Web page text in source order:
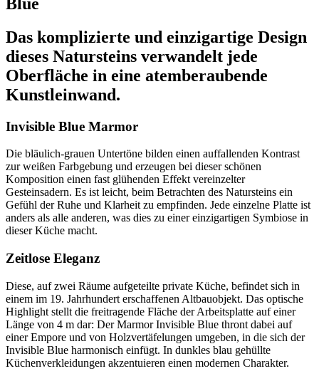
Das komplizierte und einzigartige Design
dieses Natursteins verwandelt jede
Oberfläche in eine atemberaubende
Kunstleinwand.
Invisible Blue Marmor
Die bläulich-grauen Untertöne bilden einen auffallenden Kontrast
zur weißen Farbgebung und erzeugen bei dieser schönen
Komposition einen fast glühenden Effekt vereinzelter
Gesteinsadern. Es ist leicht, beim Betrachten des Natursteins ein
Gefühl der Ruhe und Klarheit zu empfinden. Jede einzelne Platte ist
anders als alle anderen, was dies zu einer einzigartigen Symbiose in
dieser Küche macht.
Zeitlose Eleganz
Diese, auf zwei Räume aufgeteilte private Küche, befindet sich in
einem im 19. Jahrhundert erschaffenen Altbauobjekt. Das optische
Highlight stellt die freitragende Fläche der Arbeitsplatte auf einer
Länge von 4 m dar: Der Marmor Invisible Blue thront dabei auf
einer Empore und von Holzvertäfelungen umgeben, in die sich der
Invisible Blue harmonisch einfügt. In dunkles blau gehüllte
Küchenverkleidungen akzentuieren einen modernen Charakter.